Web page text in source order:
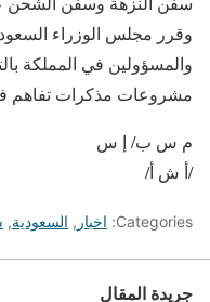
وقرر مجلس الوزراء
والمسؤولين في المملكة
مشروعات مذكرات تفاهم
م س ب/ إ س
/أ ش أ/
Categories: اخبار , السعودية,
جريدة المقال